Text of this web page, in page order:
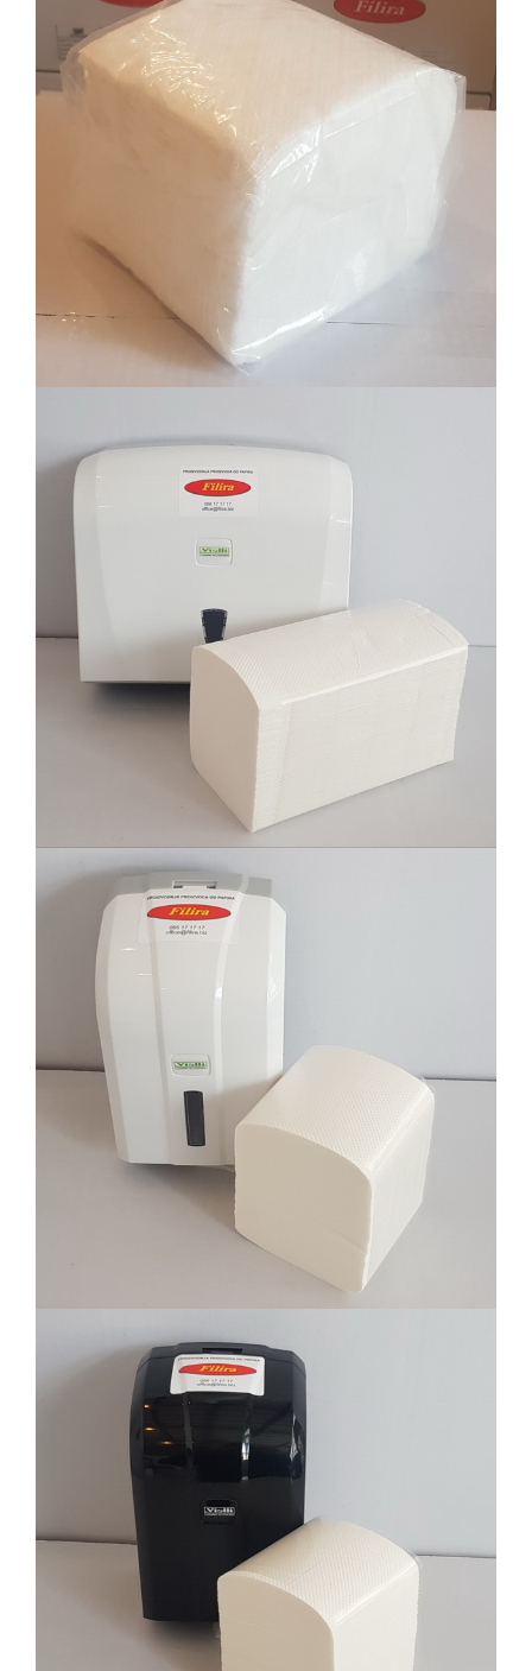
Salveta 28x28, 1 sloj, 100/1
Filira proizvodi sa odgovarajućim
dispanzerima
Filira proizvodi sa odgovarajućim
dispanzerima
Filira proizvodi sa odgovarajućim
dispanzerima